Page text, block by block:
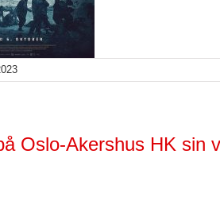
Oslo-Akershus HK sin